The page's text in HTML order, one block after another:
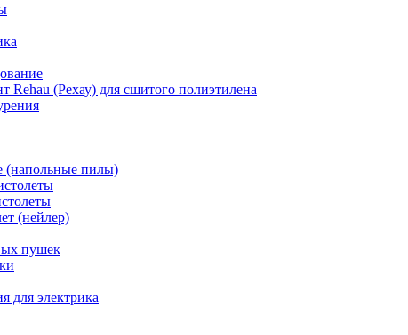
(Рехау) для сшитого полиэтилена
(напольные пилы)
(нейлер)
пушек
для электрика